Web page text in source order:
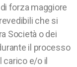
forza maggiore
che si
Società o dei
il processo
carico e/o il